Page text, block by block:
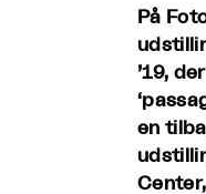
På
’19,
en